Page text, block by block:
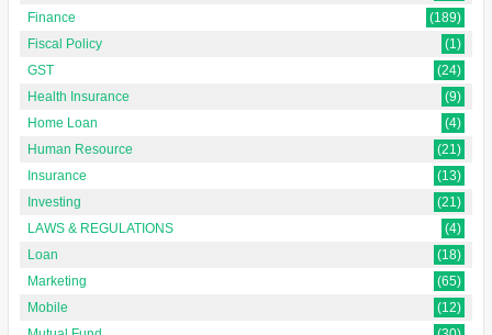
Finance
(189)
Fiscal Policy
(1)
GST
(24)
Health Insurance
(9)
Home Loan
(4)
Human Resource
(21)
Insurance
(13)
Investing
(21)
LAWS & REGULATIONS
(4)
Loan
(18)
Marketing
(65)
Mobile
(12)